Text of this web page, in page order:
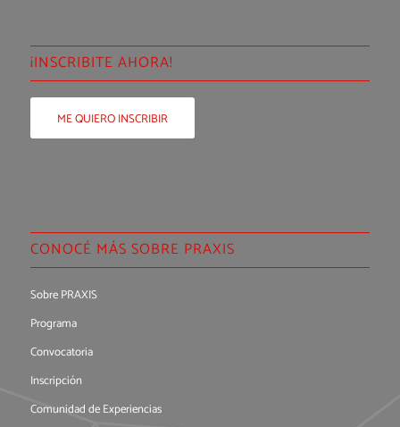
¡INSCRIBITE AHORA!
ME QUIERO INSCRIBIR
CONOCÉ MÁS SOBRE PRAXIS
Sobre PRAXIS
Programa
Convocatoria
Inscripción
Comunidad de Experiencias